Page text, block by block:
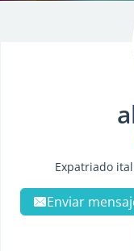
Expatriado
Enviar